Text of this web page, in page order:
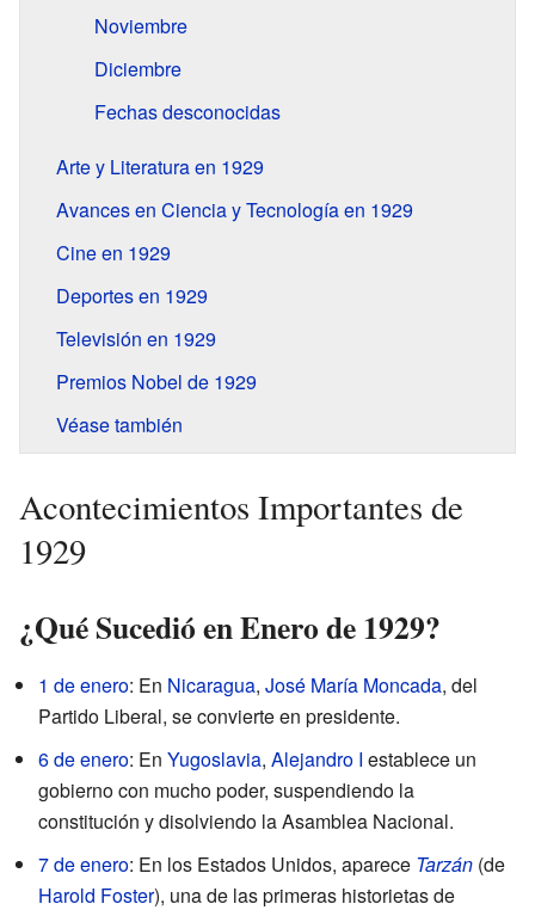
Noviembre
Diciembre
Fechas desconocidas
Arte y Literatura en 1929
Avances en Ciencia y Tecnología en 1929
Cine en 1929
Deportes en 1929
Televisión en 1929
Premios Nobel de 1929
Véase también
Acontecimientos Importantes de
1929
¿Qué Sucedió en Enero de 1929?
1 de enero: En Nicaragua, José María Moncada, del
Partido Liberal, se convierte en presidente.
6 de enero: En Yugoslavia, Alejandro I establece un
gobierno con mucho poder, suspendiendo la
constitución y disolviendo la Asamblea Nacional.
7 de enero: En los Estados Unidos, aparece Tarzán (de
Harold Foster), una de las primeras historietas de